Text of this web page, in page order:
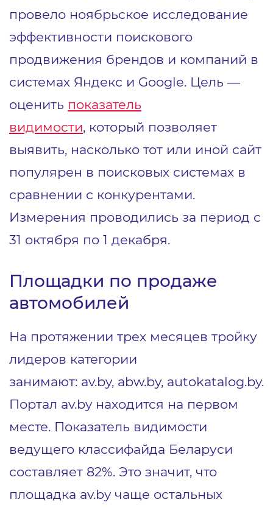
провело ноябрьское исследование
эффективности поискового
продвижения брендов и компаний в
системах Яндекс и Google. Цель —
оценить показатель
видимости, который позволяет
выявить, насколько тот или иной сайт
популярен в поисковых системах в
сравнении с конкурентами.
Измерения проводились за период с
31 октября по 1 декабря.
Площадки по продаже
автомобилей
На протяжении трех месяцев тройку
лидеров категории
занимают: av.by, abw.by, autokatalog.by.
Портал av.by находится на первом
месте. Показатель видимости
ведущего классифайда Беларуси
составляет 82%. Это значит, что
площадка av.by чаще остальных